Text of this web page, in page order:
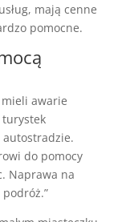
mają cenne
pomocne.
awarie
turystek
autostradzie.
do pomocy
Naprawa na